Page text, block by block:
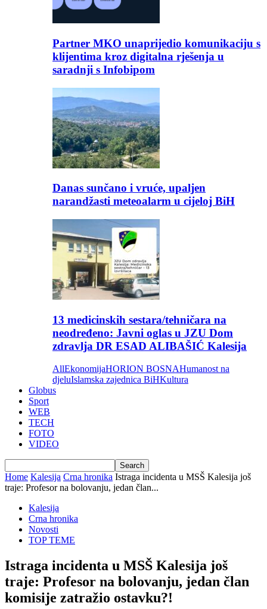
Partner MKO unaprijedio komunikaciju s
klijentima kroz digitalna rješenja u
saradnji s Infobipom
Danas sunčano i vruće, upaljen
narandžasti meteoalarm u cijeloj BiH
13 medicinskih sestara/tehničara na
neodređeno: Javni oglas u JZU Dom
zdravlja DR ESAD ALIBAŠIĆ Kalesija
AllEkonomijaHORION BOSNAHumanost na
djeluIslamska zajednica BiHKultura
Globus
Sport
WEB
TECH
FOTO
VIDEO
Home Kalesija Crna hronika Istraga incidenta u MSŠ Kalesija još
traje: Profesor na bolovanju, jedan član...
Kalesija
Crna hronika
Novosti
TOP TEME
Istraga incidenta u MSŠ Kalesija još
traje: Profesor na bolovanju, jedan član
komisije zatražio ostavku?!